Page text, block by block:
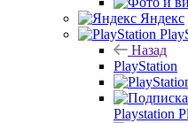
Яндекс
Назад
PlayStation
Playstation